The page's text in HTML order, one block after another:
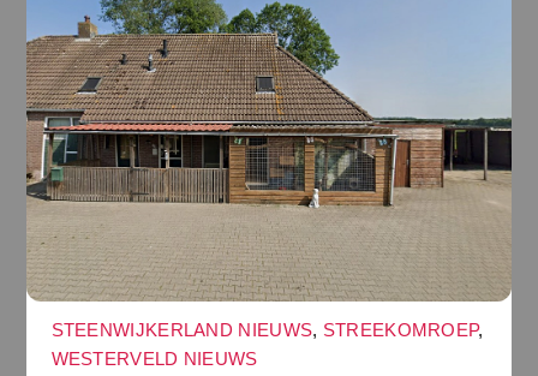
STEENWIJKERLAND NIEUWS, STREEKOMROEP,
WESTERVELD NIEUWS